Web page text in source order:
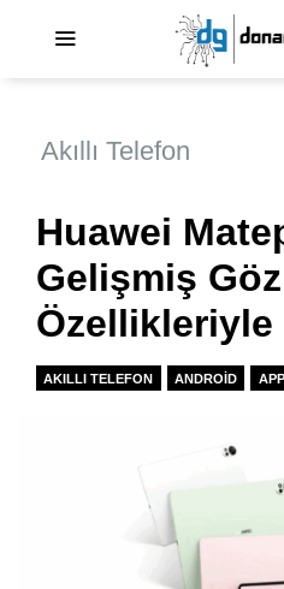
Akıllı Telefon
Huawei
Gelişmiş
Özellikleriyle
AKILLI TELEFON ANDROID